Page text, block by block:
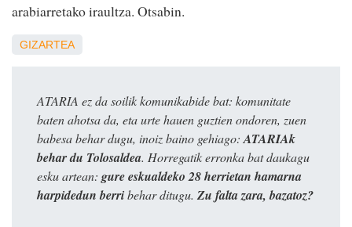
arabiarretako iraultza. Otsabin.
GIZARTEA
ATARIA ez da soilik komunikabide bat: komunitate
baten ahotsa da, eta urte hauen guztien ondoren, zuen
babesa behar dugu, inoiz baino gehiago:ATARIAk
behar du Tolosaldea. Horregatik erronka bat daukagu
esku artean: gure eskualdeko 28 herrietan hamarna
harpidedun berribehar ditugu. Zu falta zara, bazatoz?